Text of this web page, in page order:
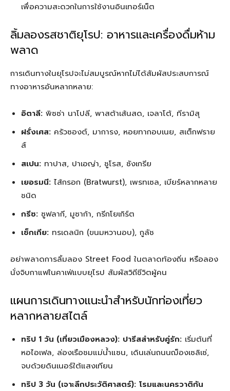
เพื่อความสะดวกในการใช้งานอินเทอร์เน็ต
ลิ้มลองรสชาติยุโรป: อาหารและเครื่องดื่มห้าม
พลาด
การเดินทางในยุโรปจะไม่สมบูรณ์หากไม่ได้สัมผัสประสบการณ์
ทางอาหารอันหลากหลาย:
อิตาลี: พิซซ่า นาโปลี, พาสต้าเส้นสด, เจลาโต้, ทีรามิสุ
ฝรั่งเศส: ครัวซองต์, มาการง, หอยทากอบเนย, สเต็กฟราย
ส์
สเปน: ทาปาส, ปาเอญ่า, ชูโรส, ซังเกรีย
เยอรมนี: ไส้กรอก (Bratwurst), เพรทเซล, เบียร์หลากหลาย
ชนิด
กรีซ: ซูฟลากี, มูซาก้า, กรีกโยเกิร์ต
เช็กเกีย: ทรเดลนิก (ขนมหวานอบ), กูลัช
อย่าพลาดการลิ้มลอง Street Food ในตลาดท้องถิ่น หรือลอง
นั่งจิบกาแฟในคาเฟ่แบบยุโรป สัมผัสวิถีชีวิตผู้คน
แผนการเดินทางแนะนำสำหรับนักท่องเที่ยว
หลากหลายสไตล์
ทริป 1 วัน (เที่ยวเมืองหลวง): ปารีสสำหรับคู่รัก: เริ่มต้นที่
หอไอเฟล, ล่องเรือชมแม่น้ำแซน, เดินเล่นถนนฌ็องเซลิเซ่,
จบด้วยดินเนอร์ใต้แสงเทียน
ทริป 3 วัน (เจาะลึกประวัติศาสตร์): โรมและนครวาติกัน